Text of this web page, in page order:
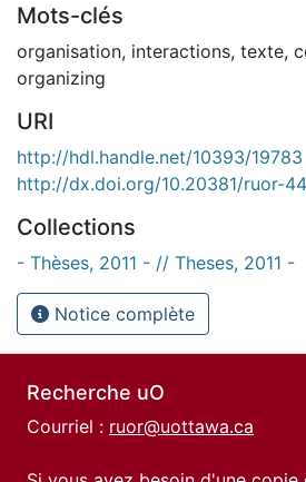
Mots-clés
organisation, interactions, texte,
organizing
URI
http://hdl.handle.net/10393/19783
http://dx.doi.org/10.20381/ruor-
Collections
- Thèses, 2011 - // Theses, 2011 -
Notice complète
Recherche uO
Courriel : ruor@uottawa.ca